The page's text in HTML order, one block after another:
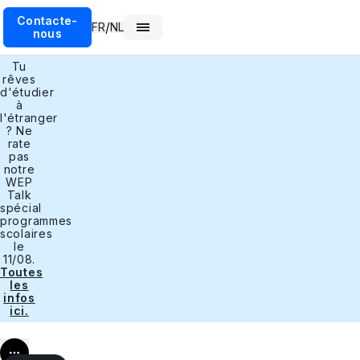
Contacte-
nous
FR/NL
Tu
rêves
d'étudier
à
l'étranger
? Ne
rate
pas
notre
WEP
Talk
spécial
programmes
scolaires
le
11/08.
Toutes
les
infos
ici.